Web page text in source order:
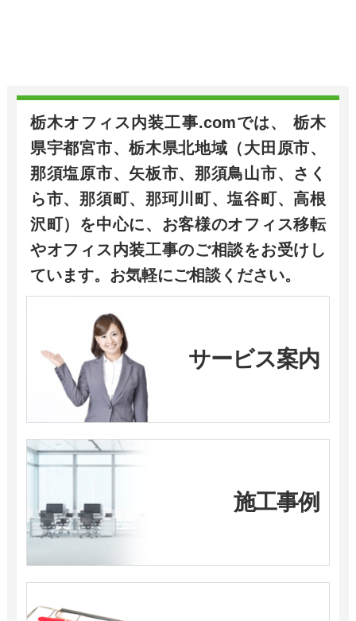
栃木オフィス内装工事.comでは、 栃木
県宇都宮市、栃木県北地域（大田原市、
那須塩原市、矢板市、那須鳥山市、さく
ら市、那須町、那珂川町、塩谷町、高根
沢町）を中心に、お客様のオフィス移転
やオフィス内装工事のご相談をお受けし
ています。お気軽にご相談ください。
サービス案内
施工事例